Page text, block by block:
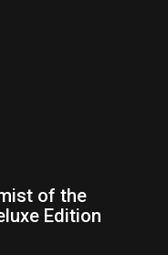
of the
Edition